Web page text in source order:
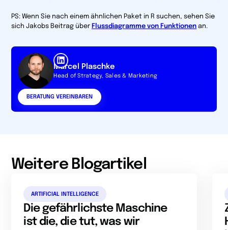
PS: Wenn Sie nach einem ähnlichen Paket in R suchen, sehen Sie
sich Jakobs Beitrag über Flussdiagramme von Funktionen an.
Marcel Plaschke
Head of Strategy, Sales & Marketing
BERATUNG VEREINBAREN
Weitere Blogartikel
ARTIFICIAL INTELLIGENCE
Die gefährlichste Maschine
ist die, die tut, was wir